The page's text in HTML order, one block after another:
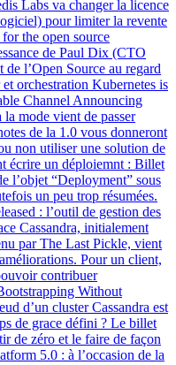
Labs va changer la licence
pour limiter la revente
the open source
de Paul Dix (CTO
l’Open Source au regard
orchestration Kubernetes is
Channel Announcing
mode vient de passer
de la 1.0 vous donneront
non utiliser une solution de
écrire un déploiemnt : Billet
l’objet “Deployment” sous
un peu trop résumées.
: l’outil de gestion des
Cassandra, initialement
par The Last Pickle, vient
Pour un client,
contribuer
Without
d’un cluster Cassandra est
de grace défini ? Le billet
de zéro et le faire de façon
5.0 : à l’occasion de la